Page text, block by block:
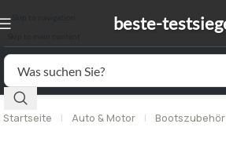
Startseite | Auto & Motor | Bootszubehör